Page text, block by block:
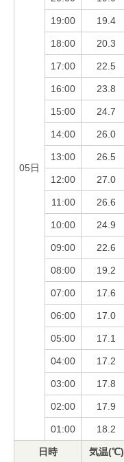
05日
19:00 19.4
18:00 20.3
17:00 22.5
16:00 23.8
15:00 24.7
14:00 26.0
13:00 26.5
12:00 27.0
11:00 26.6
10:00 24.9
09:00 22.6
08:00 19.2
07:00 17.6
06:00 17.0
05:00 17.1
04:00 17.2
03:00 17.8
02:00 17.9
01:00 18.2
日時 気温(℃)